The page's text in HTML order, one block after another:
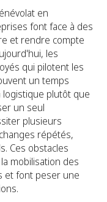
en
font face à des
et rendre compte
les
qui pilotent les
un temps
logistique plutôt que
un seul
plusieurs
répétés,
Ces obstacles
mobilisation des
et font peser une